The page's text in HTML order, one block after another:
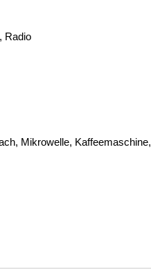
Radio
Mikrowelle, Kaffeemaschine,